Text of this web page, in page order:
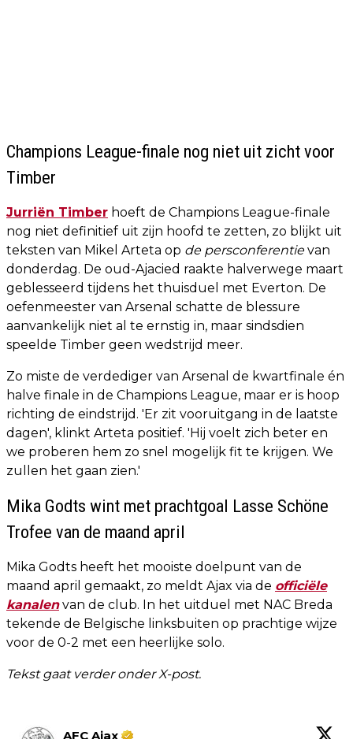
Champions League-finale nog niet uit zicht voor
Timber
Jurriën Timber hoeft de Champions League-finale
nog niet definitief uit zijn hoofd te zetten, zo blijkt uit
teksten van Mikel Arteta op de persconferentievan
donderdag. De oud-Ajacied raakte halverwege maart
geblesseerd tijdens het thuisduel met Everton. De
oefenmeester van Arsenal schatte de blessure
aanvankelijk niet al te ernstig in, maar sindsdien
speelde Timber geen wedstrijd meer.
Zo miste de verdediger van Arsenal de kwartfinale én
halve finale in de Champions League, maar er is hoop
richting de eindstrijd. 'Er zit vooruitgang in de laatste
dagen', klinkt Arteta positief. 'Hij voelt zich beter en
we proberen hem zo snel mogelijk fit te krijgen. We
zullen het gaan zien.'
Mika Godts wint met prachtgoal Lasse Schöne
Trofee van de maand april
Mika Godts heeft het mooiste doelpunt van de
maand april gemaakt, zo meldt Ajax via de officiële
kanalenvan de club. In het uitduel met NAC Breda
tekende de Belgische linksbuiten op prachtige wijze
voor de 0-2 met een heerlijke solo.
Tekst gaat verder onder X-post.
AFC Ajax